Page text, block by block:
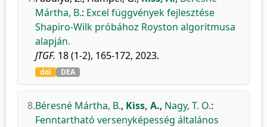
Mártha, B.: Excel függvények fejlesztése
Shapiro-Wilk próbához Royston algoritmusa
alapján.
JTGF. 18 (1-2), 165-172, 2023.
doi DEA
8.Béresné Mártha, B., Kiss, A., Nagy, T. O.:
Fenntartható versenyképesség általános